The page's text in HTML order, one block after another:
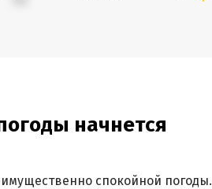
начнется
спокойной погоды.